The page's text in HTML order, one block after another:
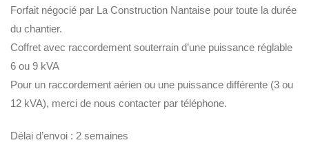
Forfait négocié par La Construction Nantaise pour toute la durée
du chantier.
Coffret avec raccordement souterrain d’une puissance réglable
6 ou 9 kVA
Pour un raccordement aérien ou une puissance différente (3 ou
12 kVA), merci de nous contacter par téléphone.
Délai d’envoi : 2 semaines